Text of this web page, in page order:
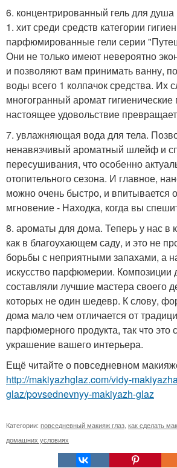
6. концентрированный гель для
1. хит среди средств категории
парфюмированные гели серии
Они не только имеют невероятно
и позволяют вам принимать ванну,
воды всего 1 колпачок средства. Их
многогранный аромат
настоящее удовольствие
7. увлажняющая вода для тела.
ненавязчивый ароматный шлейф и
пересушивания, что особенно
отопительного сезона. И главное,
можно очень быстро, и впитывается
мгновение - Находка, когда вы
8. ароматы для дома. Теперь у нас в
как в благоухающем саду, и это не
борьбы с неприятными запахами, а
искусство парфюмерии. Композиции
составляли лучшие мастера своего
которых не один шедевр. К слову,
дома мало чем отличается от
парфюмерного продукта, так что это
украшение вашего интерьера.
Ещё читайте о повседневном
http://makiyazhglaz.com/vidy-
glaz/povsednevnyy-makiyazh-glaz
Категории: повседневный макияж глаз, как сделать
домашних условиях